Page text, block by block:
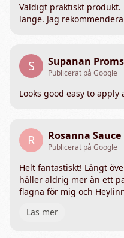
Väldigt praktiskt
länge. Jag
S Supanan
Publicerat på Google
Looks good easy to
R Rosanna Sauce
Publicerat på Google
Helt fantastiskt! Långt
håller aldrig mer än ett
flagna för mig och
Läs mer